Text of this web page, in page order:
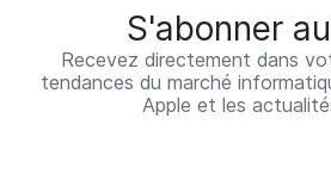
S'abonner
Recevez directement dans
tendances du marché
Apple et les